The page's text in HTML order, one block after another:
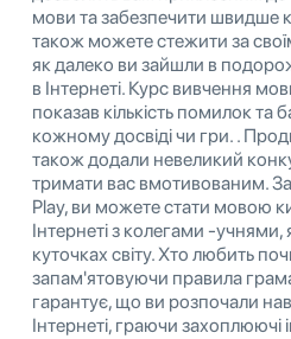
мови та забезпечити швидше
також можете стежити за
як далеко ви зайшли в
в Інтернеті. Курс вивчення
показав кількість помилок та
кожному досвіді чи гри. .
також додали невеликий
тримати вас вмотивованим.
Play, ви можете стати мовою
Інтернеті з колегами -учнями,
куточках світу. Хто любить
запам'ятовуючи правила
гарантує, що ви розпочали
Інтернеті, граючи захоплюючі